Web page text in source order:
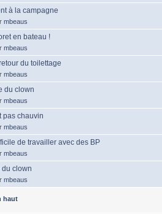
à la campagne
mbeaus
en bateau !
mbeaus
du toilettage
mbeaus
du clown
mbeaus
pas chauvin
mbeaus
de travailler avec des BP
mbeaus
du clown
mbeaus
haut